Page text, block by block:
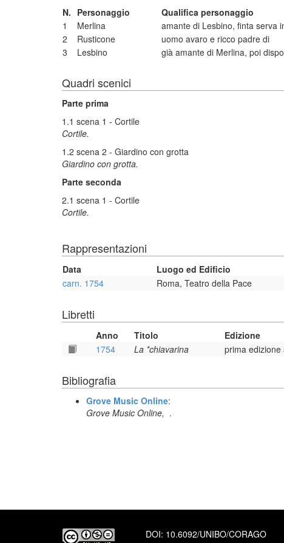
N. Personaggio Qualifica personaggio
1
Merlina amante di Lesbino, finta serva
2
Rusticone uomo avaro e ricco padre di
3
Lesbino già amante di Merlina, poi
Quadri scenici
Parte prima
1.1 scena 1 - Cortile
Cortile.
1.2 scena 2 - Giardino con grotta
Giardino con grotta.
Parte seconda
2.1 scena 1 - Cortile
Cortile.
Rappresentazioni
Data Luogo ed Edificio
carn. 1754
Roma, Teatro della Pace
Libretti
Anno Titolo Edizione
1754
La *chiavarina prima edizione
Bibliografia
Grove Music Online:
Grove Music Online, .
DOI: 10.6092/UNIBO/CORAGO